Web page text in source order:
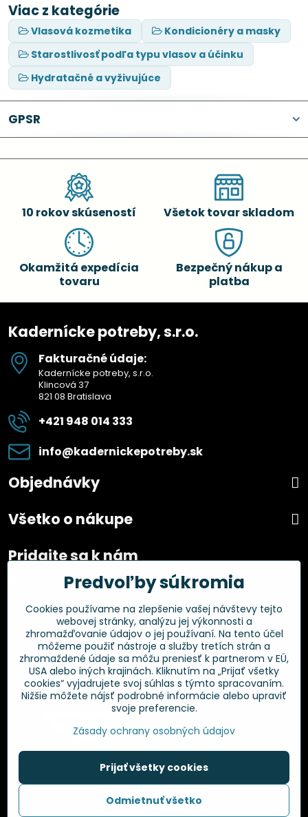
Viac z kategórie
Vlasová kozmetika
Kondicionéry a masky
Starostlivosť podľa typu vlasov a účinku
Hydratačné a vyživujúce
GPSR
10 rokov skúseností Všetok tovar skladom
Okamžitá expedícia
tovaru
Bezpečný nákup a
platba
Kadernícke potreby, s.r.o.
Fakturačné údaje:
Kadernícke potreby, s.r.o.
Klincová 37
821 08 Bratislava
+421 948 014 333
info​@kadernickepotreby​.sk
Objednávky
Všetko o nákupe
Pridajte sa k nám
Facebook
Overené zákazníkmi
©2026Copyright
Predvoľby súkromia
Cookies používame na zlepšenie vašej návštevy tejto
webovej stránky, analýzu jej výkonnosti a
zhromažďovanie údajov o jej používaní. Na tento účel
môžeme použiť nástroje a služby tretích strán a
zhromaždené údaje sa môžu preniesť k partnerom v EÚ,
USA alebo iných krajinách. Kliknutím na „Prijať všetky
cookies“ vyjadrujete svoj súhlas s týmto spracovaním.
Nižšie môžete nájsť podrobné informácie alebo upraviť
svoje preferencie.
Zásady ochrany osobných údajov
Prijať všetky cookies
Odmietnuť všetko